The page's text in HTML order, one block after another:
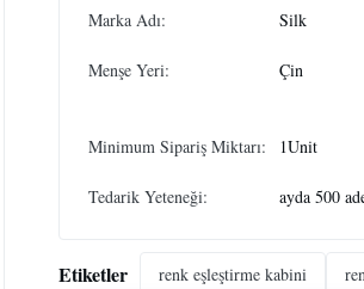
Marka Adı: Silk
Menşe Yeri: Çin
Minimum Sipariş Miktarı: 1Unit
Tedarik Yeteneği: ayda 500
Etiketler renk eşleştirme kabini